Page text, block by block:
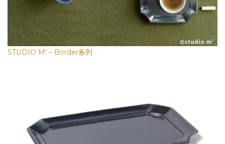
STUDIO M’ – Border系列